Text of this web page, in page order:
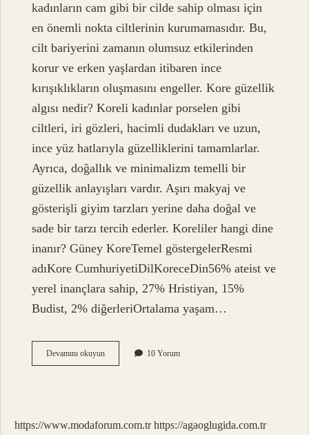
kadınların cam gibi bir cilde sahip olması için
en önemli nokta ciltlerinin kurumamasıdır. Bu,
cilt bariyerini zamanın olumsuz etkilerinden
korur ve erken yaşlardan itibaren ince
kırışıklıkların oluşmasını engeller. Kore güzellik
algısı nedir? Koreli kadınlar porselen gibi
ciltleri, iri gözleri, hacimli dudakları ve uzun,
ince yüz hatlarıyla güzelliklerini tamamlarlar.
Ayrıca, doğallık ve minimalizm temelli bir
güzellik anlayışları vardır. Aşırı makyaj ve
gösterişli giyim tarzları yerine daha doğal ve
sade bir tarzı tercih ederler. Koreliler hangi dine
inanır? Güney KoreTemel göstergelerResmi
adıKore CumhuriyetiDilKoreceDin56% ateist ve
yerel inançlara sahip, 27% Hristiyan, 15%
Budist, 2% diğerleriOrtalama yaşam…
Devamını okuyunKoreliler
Neden
10 Yorum
https://www.modaforum.com.tr https://agaoglugida.com.tr